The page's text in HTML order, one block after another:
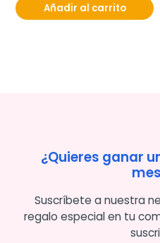
Añadir al carrito
¿Quieres ganar
Suscríbete a nuestra
regalo especial en tu